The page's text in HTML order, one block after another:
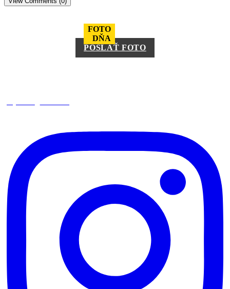
FOTO
DŇA
POSLAŤ FOTO